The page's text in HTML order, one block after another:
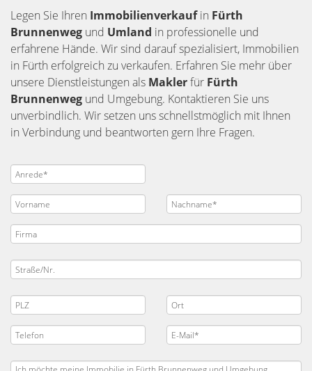
Legen Sie Ihren Immobilienverkaufin Fürth
Brunnenweg und Umland in professionelle und
erfahrene Hände. Wir sind darauf spezialisiert, Immobilien
in Fürth erfolgreich zu verkaufen. Erfahren Sie mehr über
unsere Dienstleistungen als Maklerfür Fürth
Brunnenweg und Umgebung. Kontaktieren Sie uns
unverbindlich. Wir setzen uns schnellstmöglich mit Ihnen
in Verbindung und beantworten gern Ihre Fragen.